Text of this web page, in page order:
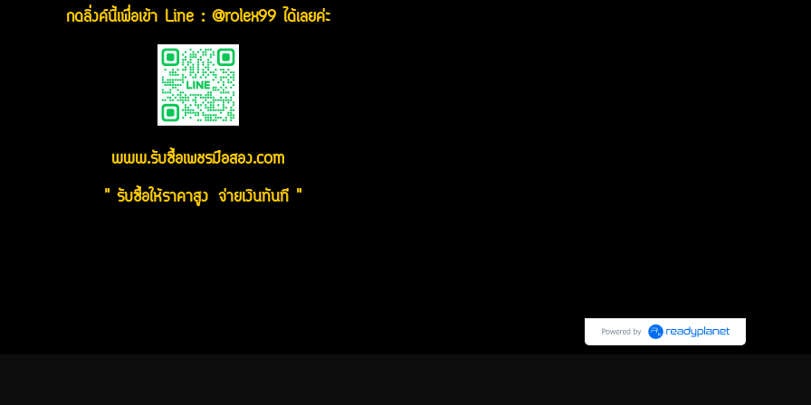
กดลิ่งค์นี้เพื่อเข้า Line : @rolex99 ได้เลยค่ะ
www.รับซื้อเพชรมือสอง.com
" รับซื้อให้ราคาสูง จ่ายเงินทันที "